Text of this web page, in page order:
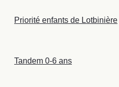
Priorité enfants de Lotbinière
Tandem 0-6 ans